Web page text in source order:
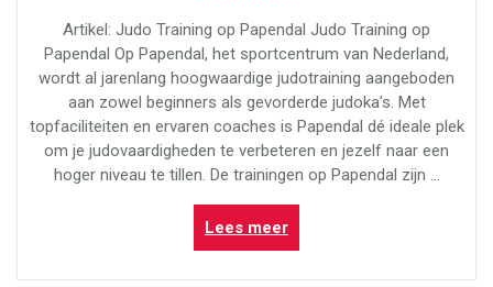
Artikel: Judo Training op Papendal Judo Training op
Papendal Op Papendal, het sportcentrum van Nederland,
wordt al jarenlang hoogwaardige judotraining aangeboden
aan zowel beginners als gevorderde judoka’s. Met
topfaciliteiten en ervaren coaches is Papendal dé ideale plek
om je judovaardigheden te verbeteren en jezelf naar een
hoger niveau te tillen. De trainingen op Papendal zijn …
Lees meer“Hoogwaardige
Judo
Training